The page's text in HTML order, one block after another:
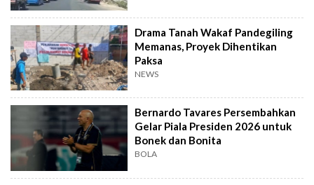
Drama Tanah Wakaf Pandegiling
Memanas, Proyek Dihentikan
Paksa
NEWS
Bernardo Tavares Persembahkan
Gelar Piala Presiden 2026 untuk
Bonek dan Bonita
BOLA